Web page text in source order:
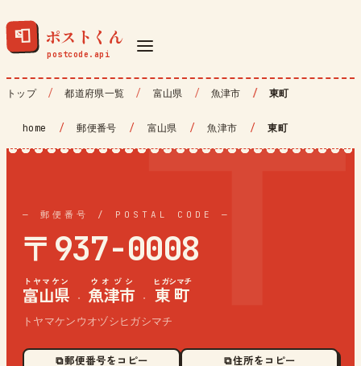
📮 ポストくん
トップ 都道府県一覧 富山県 魚津市 東町
home / 郵便番号 / 富山県 / 魚津市 / 東町
— 郵便番号 / POSTAL CODE —
〒937-0008
富山県
トヤマケン
· 魚津市
ウオヅシ
· 東町
ヒガシマチ
トヤマケンウオヅシヒガシマチ
⧉ 郵便番号をコピー ⧉ 住所をコピー